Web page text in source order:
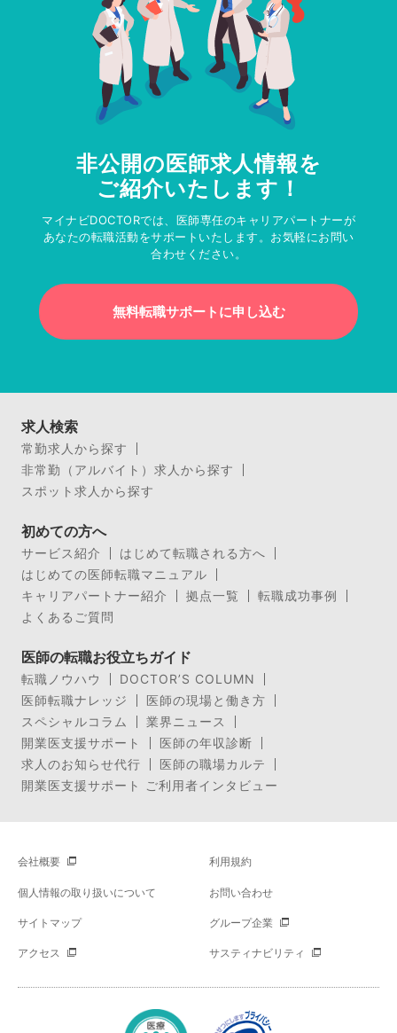
非公開の医師求人情報を
ご紹介いたします！
マイナビDOCTORでは、医師専任のキャリアパートナーが
あなたの転職活動をサポートいたします。お気軽にお問い
合わせください。
無料転職サポートに申し込む
求人検索
常勤求人から探す
非常勤（アルバイト）求人から探す
スポット求人から探す
初めての方へ
サービス紹介
はじめて転職される方へ
はじめての医師転職マニュアル
キャリアパートナー紹介
拠点一覧
転職成功事例
よくあるご質問
医師の転職お役立ちガイド
転職ノウハウ
DOCTOR’S COLUMN
医師転職ナレッジ
医師の現場と働き方
スペシャルコラム
業界ニュース
開業医支援サポート
医師の年収診断
求人のお知らせ代行
医師の職場カルテ
開業医支援サポート ご利用者インタビュー
会社概要 利用規約
個人情報の取り扱いについて お問い合わせ
サイトマップ グループ企業
アクセス サスティナビリティ